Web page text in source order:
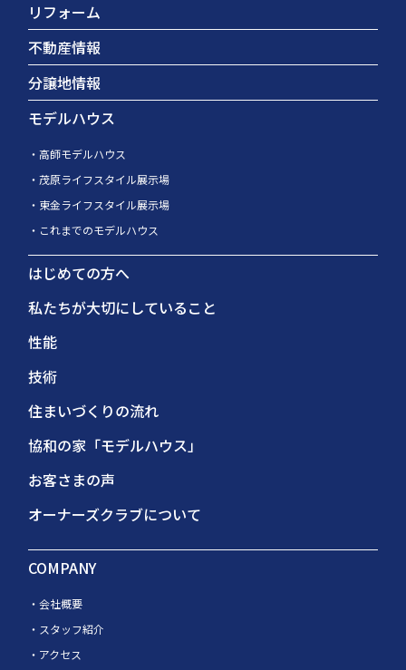
リフォーム
不動産情報
分譲地情報
モデルハウス
高師モデルハウス
茂原ライフスタイル展示場
東金ライフスタイル展示場
これまでのモデルハウス
はじめての方へ
私たちが大切にしていること
性能
技術
住まいづくりの流れ
協和の家「モデルハウス」
お客さまの声
オーナーズクラブについて
COMPANY
会社概要
スタッフ紹介
アクセス